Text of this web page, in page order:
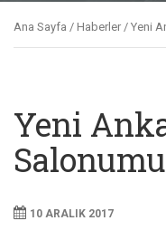
Ana Sayfa / Haberler / Yeni
Yeni
10 ARALIK 2017